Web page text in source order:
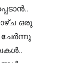
ഒരു